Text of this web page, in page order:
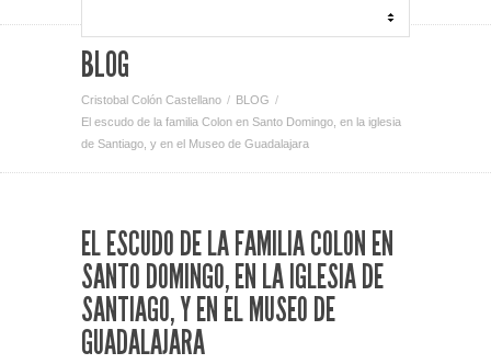
BLOG
Cristobal Colón Castellano
BLOG
El escudo de la familia Colon en Santo Domingo, en la iglesia
de Santiago, y en el Museo de Guadalajara
EL ESCUDO DE LA FAMILIA COLON EN
SANTO DOMINGO, EN LA IGLESIA DE
SANTIAGO, Y EN EL MUSEO DE
GUADALAJARA